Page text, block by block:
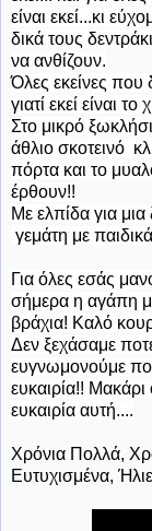
είναι εκεί...κι
δικά τους
να ανθίζουν.
Όλες εκείνες που
γιατί εκεί είναι
Στο μικρό
άθλιο σκοτεινό
πόρτα και το
έρθουν!!
Με ελπίδα για
γεμάτη με
Για όλες εσάς
σήμερα η αγάπη
βράχια! Καλό
Δεν ξεχάσαμε
ευγνωμονούμε
ευκαιρία!! Μακάρι
ευκαιρία αυτή....
Χρόνια Πολλά,
Ευτυχισμένα,